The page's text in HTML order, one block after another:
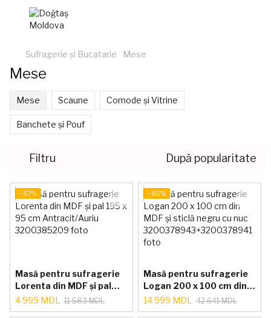
Sufragerie și Bucatarie Mese
Mese
Mese Scaune Comode și Vitrine
Banchete și Pouf
Filtru După popularitate
−57%
Masă pentru sufragerie
Lorenta din MDF și pal
195 x 95 cm
Antracit/Auriu
4 999 MDL 11 583 MDL
−65%
Masă pentru sufragerie
Logan 200 x 100 cm din
MDF și sticlă negru cu nuc
14 999 MDL 42 641 MDL